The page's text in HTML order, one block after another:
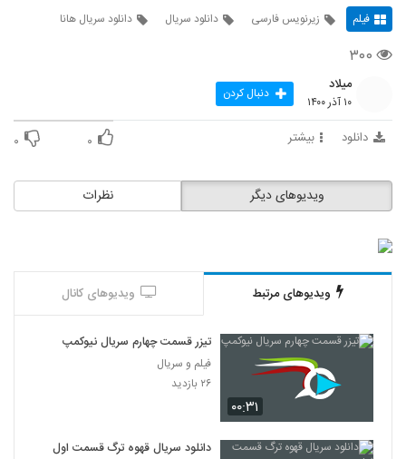
فیلم زیرنویس فارسی دانلود سریال دانلود سریال هانا
۳۰۰
میلاد
۱۰ آذر ۱۴۰۰ دنبال کردن
دانلود بیشتر ۰ ۰
نظرات ویدیوهای دیگر
ویدیوهای مرتبط ویدیوهای کانال
۰۰:۳۱
تیزر قسمت چهارم سریال نیوکمپ
فیلم و سریال
۲۶ بازدید
دانلود سریال قهوه ترگ قسمت اول